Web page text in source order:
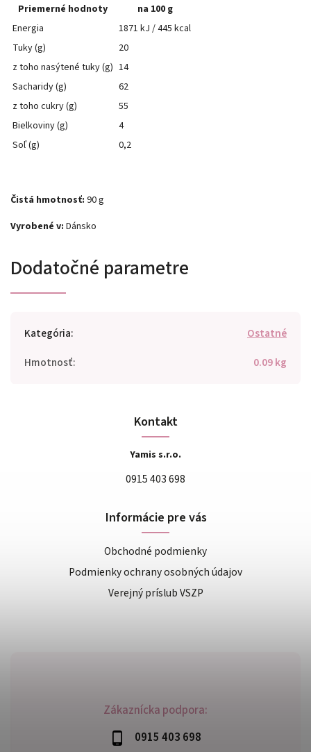
Priemerné hodnoty
na 100 g
Energia
1871 kJ / 445 kcal
Tuky (g)
20
z toho nasýtené tuky (g) 14
Sacharidy (g)
62
z toho cukry (g)
55
Bielkoviny (g)
4
Soľ (g)
0,2
Čistá hmotnosť: 90 g
Vyrobené v: Dánsko
Dodatočné parametre
Kategória:
Ostatné
Hmotnosť: 0.09 kg
Zákaznícka podpora:
0915 403 698
Kontakt
Yamis s.r.o.
0915 403 698
Informácie pre vás
Obchodné podmienky
Podmienky ochrany osobných údajov
Verejný príslub VSZP